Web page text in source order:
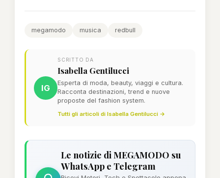
megamodo musica redbull
IG
SCRITTO DA
Isabella Gentilucci
Esperta di moda, beauty, viaggi e cultura.
Racconta destinazioni, trend e nuove
proposte del fashion system.
Tutti gli articoli di Isabella Gentilucci →
Le notizie di MEGAMODO su
WhatsApp e Telegram